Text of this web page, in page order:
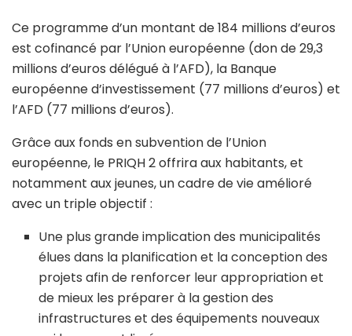
Ce programme d’un montant de 184 millions d’euros
est cofinancé par l’Union européenne (don de 29,3
millions d’euros délégué à l’AFD), la Banque
européenne d’investissement (77 millions d’euros) et
l’AFD (77 millions d’euros).
Grâce aux fonds en subvention de l’Union
européenne, le PRIQH 2 offrira aux habitants, et
notamment aux jeunes, un cadre de vie amélioré
avec un triple objectif :
Une plus grande implication des municipalités
élues dans la planification et la conception des
projets afin de renforcer leur appropriation et
de mieux les préparer à la gestion des
infrastructures et des équipements nouveaux